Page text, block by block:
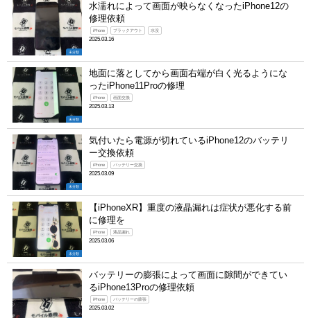
未分類
水濡れによって画面が映らなくなったiPhone12の
修理依頼
iPhone ブラックアウト 水没
2025.03.16
未分類
地面に落としてから画面右端が白く光るようにな
ったiPhone11Proの修理
iPhone 画面交換
2025.03.13
未分類
気付いたら電源が切れているiPhone12のバッテリ
ー交換依頼
iPhone バッテリー交換
2025.03.09
未分類
【iPhoneXR】重度の液晶漏れは症状が悪化する前
に修理を
iPhone 液晶漏れ
2025.03.06
バッテリーの膨張によって画面に隙間ができてい
るiPhone13Proの修理依頼
iPhone バッテリーの膨張
2025.03.02